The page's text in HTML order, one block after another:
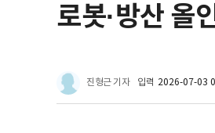
로봇·방산 올
진형근 기자 입력 2026-07-03